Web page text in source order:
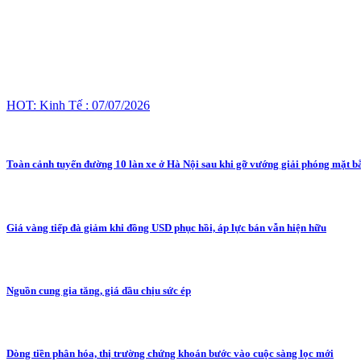
HOT: Kinh Tế : 07/07/2026
Toàn cảnh tuyến đường 10 làn xe ở Hà Nội sau khi gỡ vướng giải phóng mặt
Giá vàng tiếp đà giảm khi đồng USD phục hồi, áp lực bán vẫn hiện hữu
Nguồn cung gia tăng, giá dầu chịu sức ép
Dòng tiền phân hóa, thị trường chứng khoán bước vào cuộc sàng lọc mới